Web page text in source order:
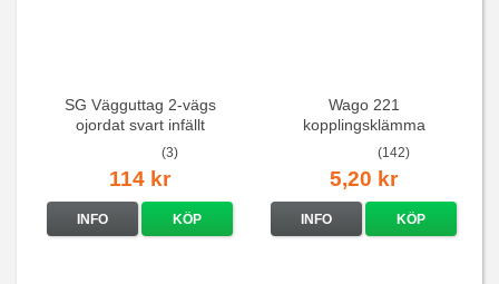
SG Vägguttag 2-vägs
ojordat svart infällt
16A/250V
(3)
114 kr
INFO KÖP
Wago 221
kopplingsklämma
(142)
5,20 kr
INFO KÖP